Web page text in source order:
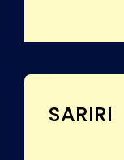
SARIRI